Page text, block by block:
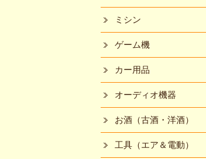
ミシン
ゲーム機
カー用品
オーディオ機器
お酒（古酒・洋酒）
工具（エア＆電動）